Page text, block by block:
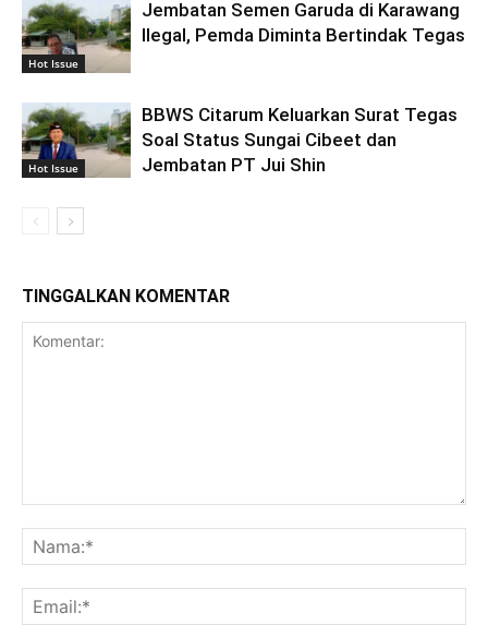
Hot Issue
Jembatan Semen Garuda di Karawang
Ilegal, Pemda Diminta Bertindak Tegas
Hot Issue
BBWS Citarum Keluarkan Surat Tegas
Soal Status Sungai Cibeet dan
Jembatan PT Jui Shin
TINGGALKAN KOMENTAR